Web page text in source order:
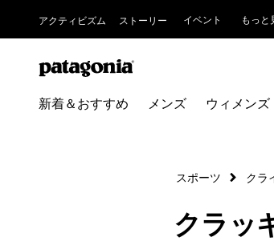
アクティビズム ストーリー イベント もっと
新着＆おすすめ メンズ ウィメンズ
スポーツ クラ
クラッ